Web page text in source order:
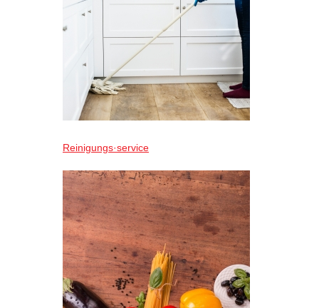
Reinigungs·service